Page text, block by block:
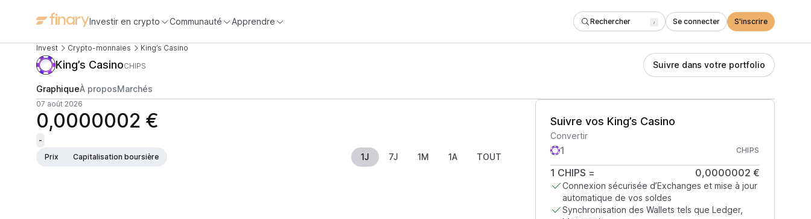
Investir en crypto Communauté Apprendre Rechercher / Se connecter S'inscrire
Invest Crypto-monnaies King’s Casino
King’s CasinoCHIPS Suivre dans votre portfolio
GraphiqueÀ proposMarchés
07 août 2026
0,0000002 €
-
Prix
Capitalisation boursière 1J 7J 1M 1A TOUT
Suivre vos King’s Casino
Convertir
CHIPS
1 CHIPS = 0,0000002 €
Connexion sécurisée d’Exchanges et mise à jour
automatique de vos soldes
Synchronisation des Wallets tels que Ledger,